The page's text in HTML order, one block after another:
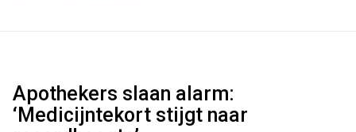
Apothekers slaan alarm:
‘Medicijntekort stijgt naar